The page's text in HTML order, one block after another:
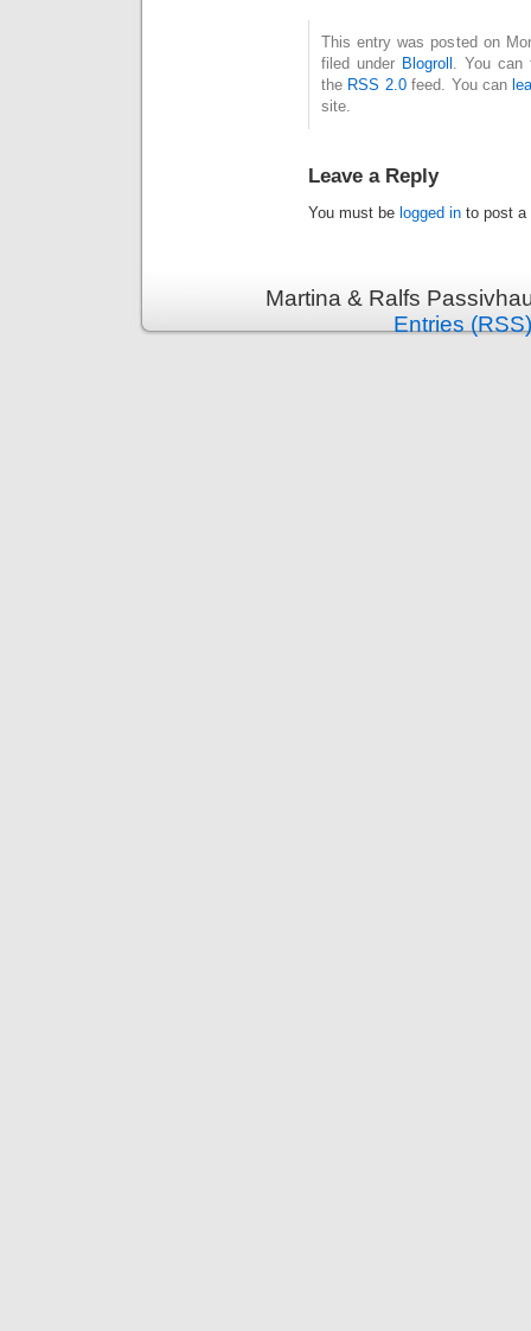
This entry was posted on
filed under Blogroll
. You
the RSS 2.0feed. You can
site.
Leave a Reply
You must be logged in to post a
Martina & Ralfs
Entries (RSS)